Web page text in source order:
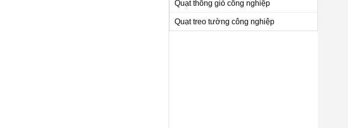
Quạt thông gió công nghiệp
Quạt treo tường công nghiệp